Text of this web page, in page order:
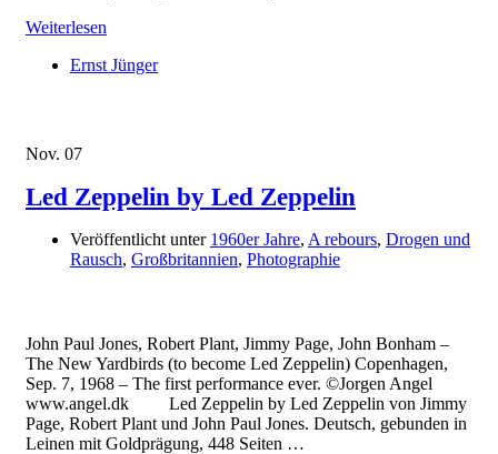
Weiterlesen
Ernst Jünger
Nov. 07
Led Zeppelin by Led Zeppelin
Veröffentlicht unter 1960er Jahre, A rebours, Drogen und
Rausch, Großbritannien, Photographie
John Paul Jones, Robert Plant, Jimmy Page, John Bonham –
The New Yardbirds (to become Led Zeppelin) Copenhagen,
Sep. 7, 1968 – The first performance ever. ©Jorgen Angel
www.angel.dk Led Zeppelin by Led Zeppelin von Jimmy
Page, Robert Plant und John Paul Jones. Deutsch, gebunden in
Leinen mit Goldprägung, 448 Seiten …